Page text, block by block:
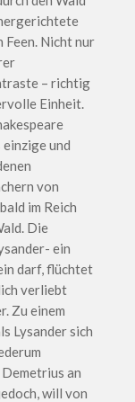
Feen. Nicht nur
– richtig
Einheit.
und
von
im Reich
Die
ein
darf, flüchtet
verliebt
Zu einem
Lysander sich
an
will von